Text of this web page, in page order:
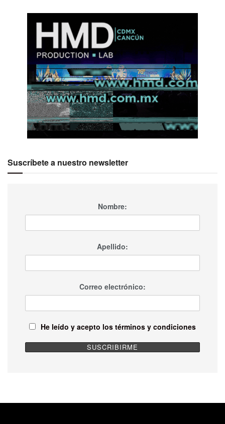
Suscríbete a nuestro newsletter
Nombre:
Apellido:
Correo electrónico:
He leído y acepto los términos y condiciones